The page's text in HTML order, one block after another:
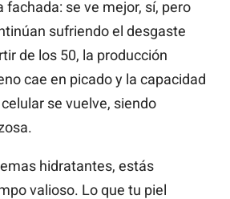
fachada: se ve mejor, sí, pero
sufriendo el desgaste
de los 50, la producción
cae en picado y la capacidad
se vuelve, siendo
hidratantes, estás
valioso. Lo que tu piel